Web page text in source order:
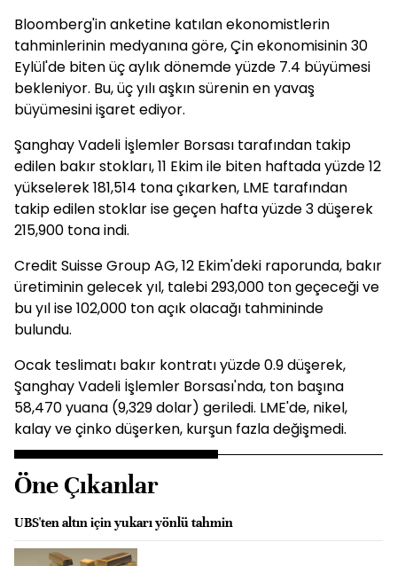
Bloomberg'in anketine katılan ekonomistlerin
tahminlerinin medyanına göre, Çin ekonomisinin 30
Eylül'de biten üç aylık dönemde yüzde 7.4 büyümesi
bekleniyor. Bu, üç yılı aşkın sürenin en yavaş
büyümesini işaret ediyor.
Şanghay Vadeli İşlemler Borsası tarafından takip
edilen bakır stokları, 11 Ekim ile biten haftada yüzde 12
yükselerek 181,514 tona çıkarken, LME tarafından
takip edilen stoklar ise geçen hafta yüzde 3 düşerek
215,900 tona indi.
Credit Suisse Group AG, 12 Ekim'deki raporunda, bakır
üretiminin gelecek yıl, talebi 293,000 ton geçeceği ve
bu yıl ise 102,000 ton açık olacağı tahmininde
bulundu.
Ocak teslimatı bakır kontratı yüzde 0.9 düşerek,
Şanghay Vadeli İşlemler Borsası'nda, ton başına
58,470 yuana (9,329 dolar) geriledi. LME'de, nikel,
kalay ve çinko düşerken, kurşun fazla değişmedi.
Öne Çıkanlar
UBS'ten altın için yukarı yönlü tahmin